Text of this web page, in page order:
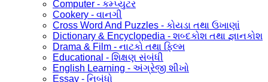
Computer - કમ્પ્યુટર
Cookery - વાનગી
Cross Word And Puzzles - કોયડા તથા ઉખાણાં
Dictionary & Encyclopedia - શબ્દકોશ તથા જ્ઞાનકોશ
Drama & Film - નાટકો તથા ફિલ્મ
Educational - શિક્ષણ સંબંધી
English Learning - અંગ્રેજી શીખો
Essay - નિબંધો